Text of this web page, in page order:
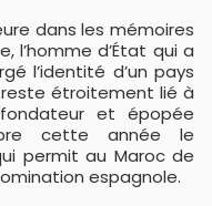
dans les mémoires
l’homme d’État qui a
l’identité d’un pays
étroitement lié à
et épopée
cette année le
permit au Maroc de
espagnole.